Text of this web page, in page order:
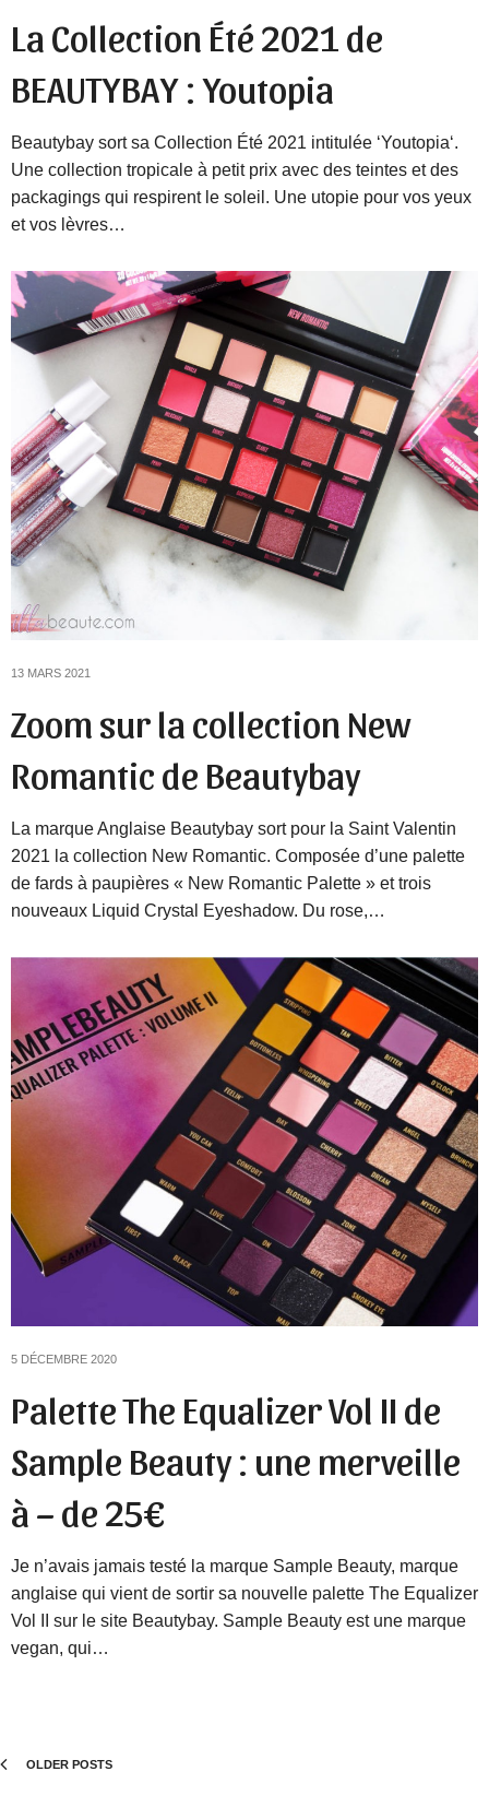
La Collection Été 2021 de
BEAUTYBAY : Youtopia
Beautybay sort sa Collection Été 2021 intitulée ‘Youtopia‘.
Une collection tropicale à petit prix avec des teintes et des
packagings qui respirent le soleil. Une utopie pour vos yeux
et vos lèvres…
13 MARS 2021
Zoom sur la collection New
Romantic de Beautybay
La marque Anglaise Beautybay sort pour la Saint Valentin
2021 la collection New Romantic. Composée d’une palette
de fards à paupières « New Romantic Palette » et trois
nouveaux Liquid Crystal Eyeshadow. Du rose,…
5 DÉCEMBRE 2020
Palette The Equalizer Vol II de
Sample Beauty : une merveille
à – de 25€
Je n’avais jamais testé la marque Sample Beauty, marque
anglaise qui vient de sortir sa nouvelle palette The Equalizer
Vol II sur le site Beautybay. Sample Beauty est une marque
vegan, qui…
OLDER POSTS